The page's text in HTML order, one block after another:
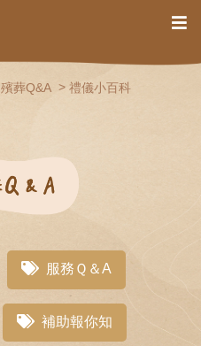
殯葬Q&A 禮儀小百科
服務Ｑ＆A
補助報你知